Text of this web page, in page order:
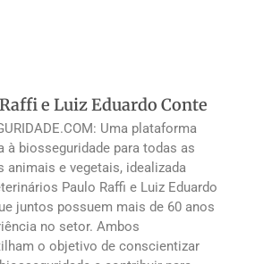
e Luiz Eduardo Conte
Uma plataforma
à biosseguridade para todas as
animais e vegetais, idealizada
Paulo Raffi e Luiz Eduardo
juntos possuem mais de 60 anos
no setor. Ambos
o objetivo de conscientizar